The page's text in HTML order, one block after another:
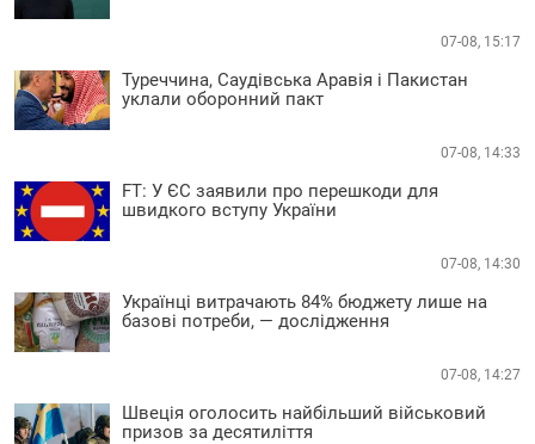
07-08, 15:17
Туреччина, Саудівська Аравія і Пакистан
уклали оборонний пакт
07-08, 14:33
FT: У ЄС заявили про перешкоди для
швидкого вступу України
07-08, 14:30
Українці витрачають 84% бюджету лише на
базові потреби, — дослідження
07-08, 14:27
Швеція оголосить найбільший військовий
призов за десятиліття